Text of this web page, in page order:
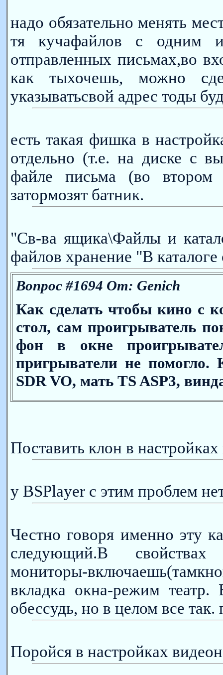
надо обязательно менять
тя кучафайлов с одним
отправленных письмах,во
как тыхочешь, можно
указыватьсвой адрес тоды
есть такая фишка в
отдельно (т.е. на диске с
файле письма (во втором
затормозят батник.
"Св-ва ящика\Файлы и
файлов хранение "В
Вопрос #1694 От: Genich
Как сделать чтобы кино с
стол, сам проигрыватель
фон в окне
пригрыватели не
SDR VO, мать TS ASP3,
Поставить клон в
у BSPlayer с этим проблем
Честно говоря именно эту
следующий.В свойствах
мониторы-
вкладка окна-режим
обессудь, но в целом все
Поройся в настройках